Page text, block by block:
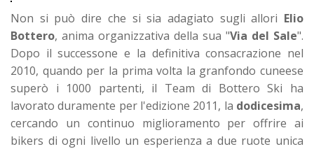
Non si può dire che si sia adagiato sugli allori Elio
Bottero, anima organizzativa della sua "Via del Sale".
Dopo il successone e la definitiva consacrazione nel
2010, quando per la prima volta la granfondo cuneese
superò i 1000 partenti, il Team di Bottero Ski ha
lavorato duramente per l'edizione 2011, la dodicesima,
cercando un continuo miglioramento per offrire ai
bikers di ogni livello un esperienza a due ruote unica